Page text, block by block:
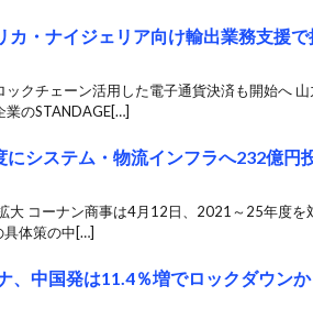
カ・ナイジェリア向け輸出業務支援で
クチェーン活用した電子通貨決済も開始へ
のSTANDAGE[…]
にシステム・物流インフラへ232億円
大 コーナン商事は4月12日、2021～25年度を
具体策の中[…]
、中国発は11.4％増でロックダウン